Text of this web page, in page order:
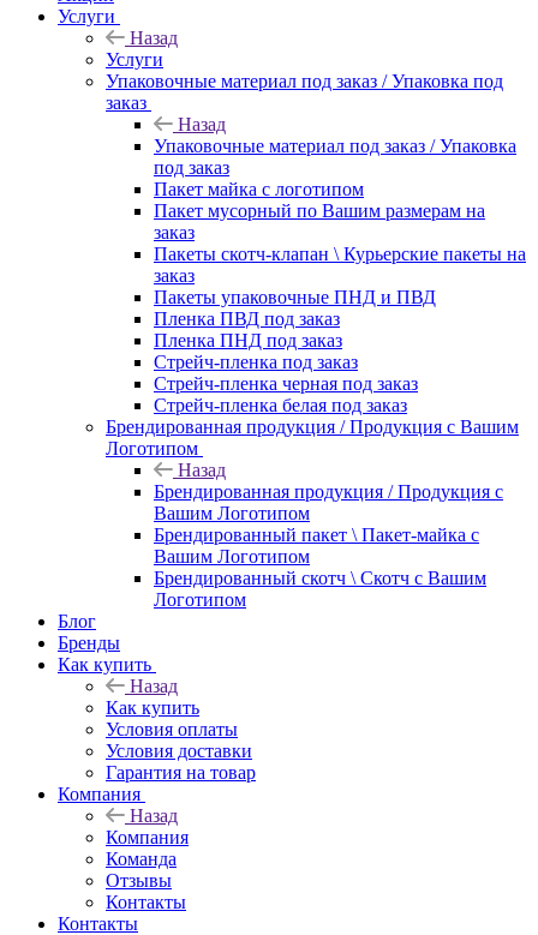
Услуги
Назад
Услуги
Упаковочные материал под заказ / Упаковка под
заказ
Назад
Упаковочные материал под заказ / Упаковка
под заказ
Пакет майка с логотипом
Пакет мусорный по Вашим размерам на
заказ
Пакеты скотч-клапан \ Курьерские пакеты на
заказ
Пакеты упаковочные ПНД и ПВД
Пленка ПВД под заказ
Пленка ПНД под заказ
Стрейч-пленка под заказ
Стрейч-пленка черная под заказ
Стрейч-пленка белая под заказ
Брендированная продукция / Продукция с Вашим
Логотипом
Назад
Брендированная продукция / Продукция с
Вашим Логотипом
Брендированный пакет \ Пакет-майка с
Вашим Логотипом
Брендированный скотч \ Скотч с Вашим
Логотипом
Блог
Бренды
Как купить
Назад
Как купить
Условия оплаты
Условия доставки
Гарантия на товар
Компания
Назад
Компания
Команда
Отзывы
Контакты
Контакты